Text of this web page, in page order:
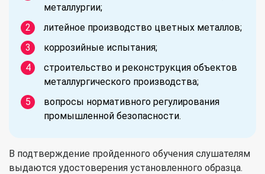
металлургии;
литейное производство цветных металлов;
коррозийные испытания;
строительство и реконструкция объектов
металлургического производства;
вопросы нормативного регулирования
промышленной безопасности.
В подтверждение пройденного обучения слушателям
выдаются удостоверения установленного образца.